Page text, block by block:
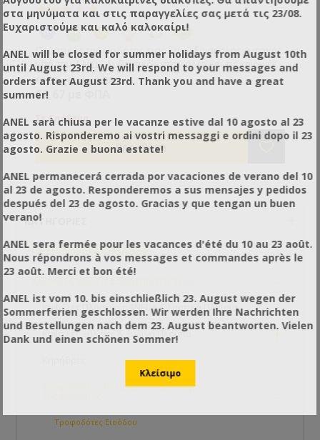
Πλαστικός τροφοδότης εισόδου εξαιρετικής αντοχής
από την ANEL. Ανθεκτικός στον ήλιο και τις καιρικές
συνθήκες. Ευκολία στην τροφοδότηση των
μελισσιών χωρίς να χρειάζεται άνοιγμα της κυψέλης.
τρόφιμα. Διαθέσιμος σε δύο μεγέθη : 1Kg και 1.8Kg.
€2,15 χωρίς ΦΠΑ
€2,67 με ΦΠΑ
Σε Απόθεμα
ΚΑΤΗΓΟΡΊΕΣ
Για το Μελισσοκομείο -
Κυψέλες και τα Εξαρτήματα τους
Κυψέλες Πλαστικές ANEL & Πλαστικά Πλαίσια +
Κυψέλες Ξύλινες & Ξύλινα Πλαίσια +
Τροφοδότες - Ποτίστρες - Εξοπλισμός
Τροφοδότες Εισόδου
στα μηνύματα και στις παραγγελίες σας μετά τις 23/08.
Ευχαριστούμε και καλό καλοκαίρι!
ANEL will be closed for summer holidays from August 10th
until August 23rd. We will respond to your messages and
orders after August 23rd. Thank you and have a great
summer!
ANEL sarà chiusa per le vacanze estive dal 10 agosto al 23
agosto. Risponderemo ai vostri messaggi e ordini dopo il 23
agosto. Grazie e buona estate!
ANEL permanecerá cerrada por vacaciones de verano del 10
al 23 de agosto. Responderemos a sus mensajes y pedidos
después del 23 de agosto. Gracias y que tengan un buen
verano!
ANEL sera fermée pour les vacances d'été du 10 au 23 août.
Nous répondrons à vos messages et commandes après le
23 août. Merci et bon été!
ANEL ist vom 10. bis einschließlich 23. August wegen der
Sommerferien geschlossen. Wir werden Ihre Nachrichten
und Bestellungen nach dem 23. August beantworten. Vielen
Dank und einen schönen Sommer!